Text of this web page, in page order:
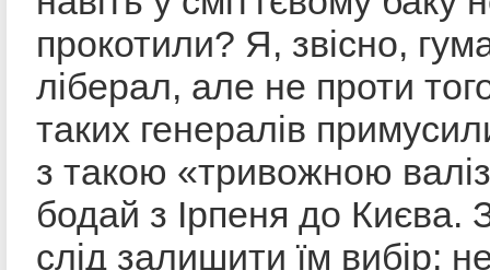
прокотили? Я, звісно,
ліберал, але не проти
таких генералів
з такою «тривожною
бодай з Ірпеня до Києва.
слід залишити їм вибір: